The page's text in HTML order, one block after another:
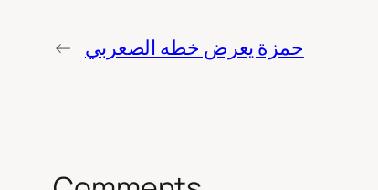
← حمزة يعرض خطه الصعربي